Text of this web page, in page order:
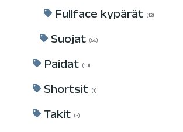
Fullface kypärät 12
Suojat 56
Paidat 13
Shortsit 1
Takit 3